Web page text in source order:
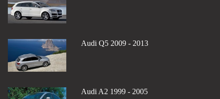
Audi Q5 2009 - 2013
Audi A2 1999 - 2005